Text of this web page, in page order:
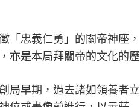
「忠義仁勇」的關帝神座，
亦是本局拜關帝的文化的歷
局早期，過去諸如領養者立